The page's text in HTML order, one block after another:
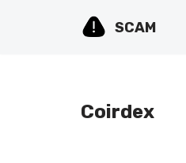
SCAM
Coirdex